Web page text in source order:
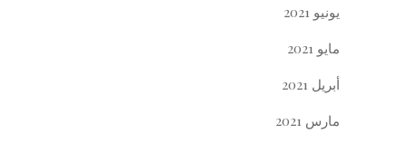
يونيو 2021
مايو 2021
أبريل 2021
مارس 2021